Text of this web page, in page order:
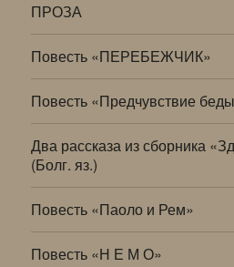
ПРОЗА
Повесть «ПЕРЕБЕЖЧИК»
Повесть «Предчувствие
Два рассказа из сборника
(Болг. яз.)
Повесть «Паоло и Рем»
Повесть «Н Е М О»